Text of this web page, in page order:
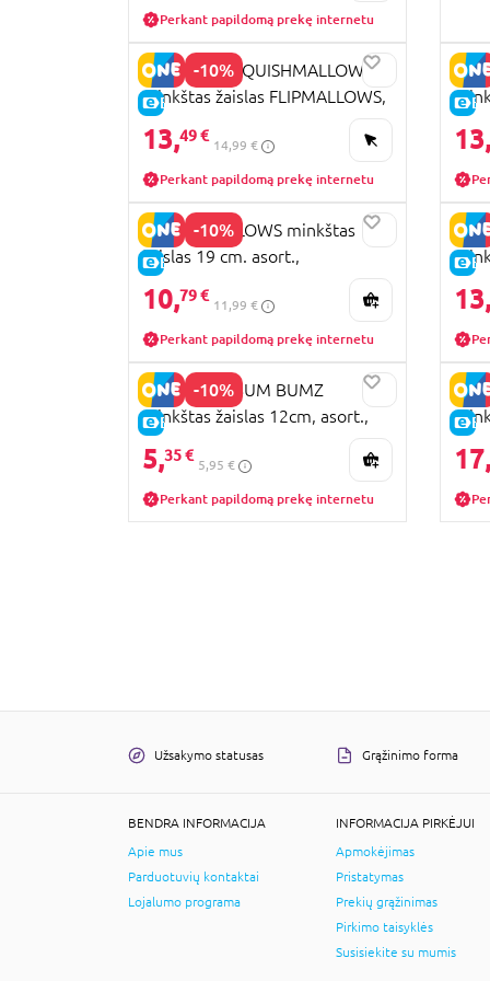
Perkant papildomą prekę internetu
-10%
E-KAINA
JAZWARES SQUISHMALLOWS
minkštas žaislas FLIPMALLOWS,
13 cm, asort., SQFP00128
13,49 €
14,99 €
Perkant papildomą prekę internetu
13,
-10%
E-KAINA
SQUISHMALLOWS minkštas
žaislas 19 cm. asort.,
SQCR04064
10,79 €
11,99 €
Perkant papildomą prekę internetu
13,
-10%
E-KAINA
JAZWARES BUM BUMZ
minkštas žaislas 12cm, asort.,
RBBZ00374
5,35 €
5,95 €
Perkant papildomą prekę internetu
17,
Užsakymo statusas Grąžinimo forma
BENDRA INFORMACIJA
Apie mus
Parduotuvių kontaktai
Lojalumo programa
INFORMACIJA PIRKĖJUI
Apmokėjimas
Pristatymas
Prekių grąžinimas
Pirkimo taisyklės
Susisiekite su mumis